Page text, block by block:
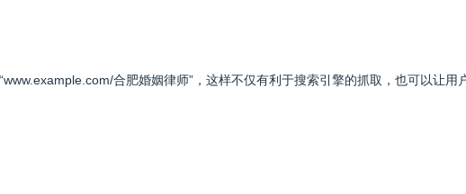
合肥婚姻律师”，这样不仅有利于搜索引擎的抓取，也可以让用